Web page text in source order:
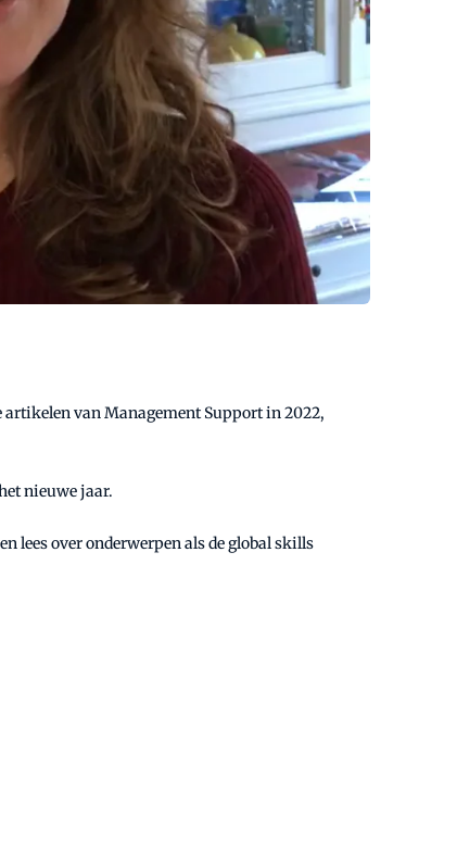
artikelen van Management Support in 2022,
nieuwe jaar.
lees over onderwerpen als de global skills